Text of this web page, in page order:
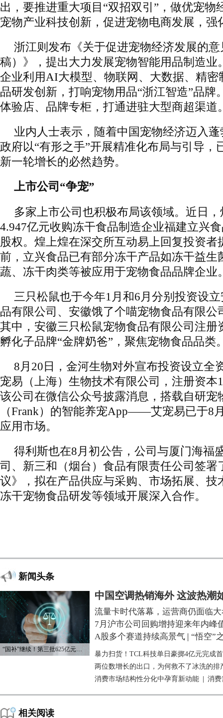
出，要推进重大项目“双招双引”，做优宠物
宠物产业科技创新，促进宠物电商发展，强
浙江则发布《关于促进宠物经济发展的
稿）》，提出大力发展宠物智能用品制造业
企业利用AI大模型、物联网、大数据、精密
品研发创新，打响宠物用品“浙江智造”品牌
体验店、品牌专柜，打通进驻大型商超渠道
业内人士表示，随着中国宠物经济迈入
政府以“有形之手”开展精准化布局与引导，
新一轮增长的必然趋势。
上市公司“争宠”
多家上市公司也积极布局该领域。近日
4.947亿元收购冻干食品制造企业福建立兴
股权。煌上煌在深交所互动易上回复投资者
前，立兴食品已有部分冻干产品如冻干益生
蔬、冻干肉类等被应用于宠物食品品牌企业
三只松鼠也于今年1月和6月分别投资设
品有限公司、安徽饿了个喵宠物食品有限公
其中，安徽三只松鼠宠物食品有限公司注册
孵化子品牌“金牌奶爸”，聚焦宠物食品品类
8月20日，金河生物对外宣布投资设立
宠易（上海）生物技术有限公司，注册资本
该公司在微信公众号披露消息，搭载自研宠
（Frank）的智能养宠App——艾宠易已于8
应用市场。
得利斯也在8月初公告，公司与厦门海福
司、新三和（烟台）食品有限责任公司签署
议》，拟在产品供应与采购、市场拓展、技
冻干宠物食品研发等领域开展深入合作。
新闻头条
“国补”继续！第三批625亿元资金已下达
中国空调热销海外 这波热潮
流量卡时代落幕，运营商仍面临
7月沪市公司回购增持迎来年内峰
A股多个赛道持续高景气 | “悟空”
暴力扫货！TCL科技单日豪掷4亿元完成
两位数增长的出口，为何救不了冰洗的排
消费市场结构性分化中孕育新动能
消费
相关阅读